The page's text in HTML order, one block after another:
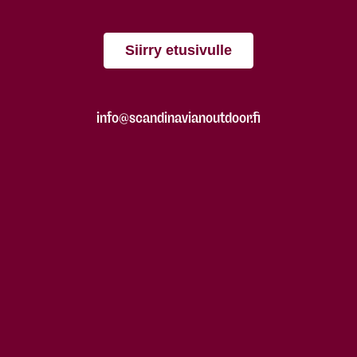
Siirry etusivulle
info@scandinavianoutdoor.fi